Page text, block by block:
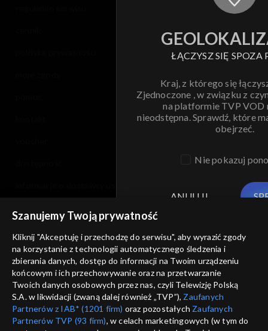
ŁĄCZYSZ SIĘ SPOZA
Kraj, z którego się
Zjednoczone , w związku z
na platformie TVP VOD
nieodstępna. Sprawdź, które
obejrzeć.
Nie pokazuj
ANULUJ
Szanujemy Twoją prywatność
Kliknij "Akceptuję i przechodzę do serwisu", aby wyrazić zgody
na korzystanie z technologii automatycznego śledzenia i
zbierania danych, dostęp do informacji na Twoim urządzeniu
końcowym i ich przechowywanie oraz na przetwarzanie
Twoich danych osobowych przez nas, czyli Telewizję Polską
S.A. w likwidacji (zwaną dalej również „TVP”), Zaufanych
Partnerów z IAB* (1201 firm) oraz pozostałych Zaufanych
Partnerów TVP (93 firm), w celach marketingowych (w tym do